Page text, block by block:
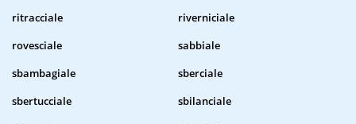
ritracciale
riverniciale
rovesciale
sabbiale
sbambagiale
sberciale
sbertucciale
sbilanciale